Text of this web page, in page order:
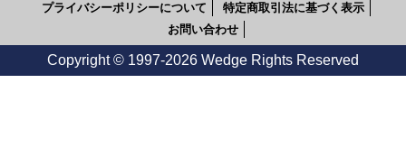
プライバシーポリシーについて
特定商取引法に基づく表示
お問い合わせ
Copyright © 1997-2026 Wedge Rights Reserved